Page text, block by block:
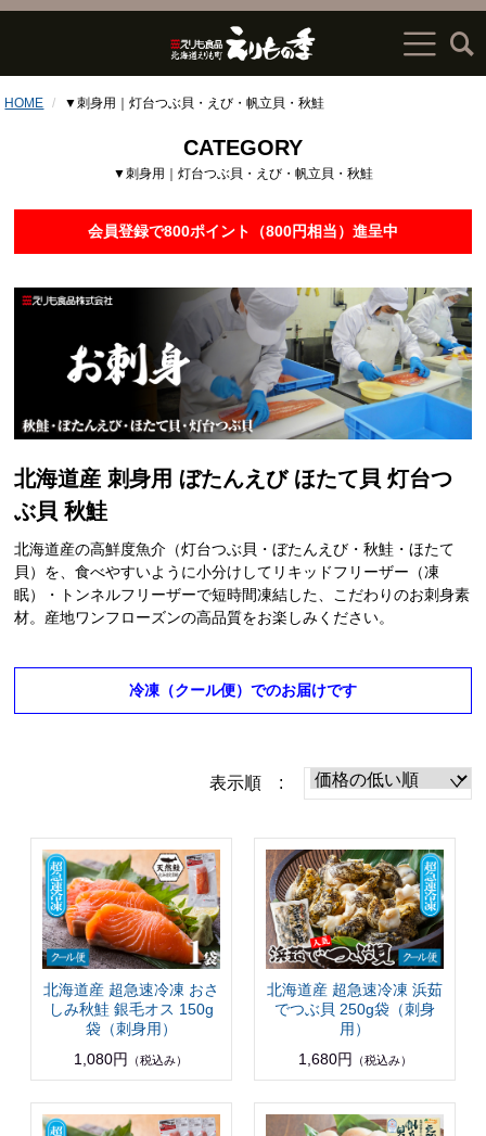
HOME ▼刺身用｜灯台つぶ貝・えび・帆立貝・秋鮭
CATEGORY
▼刺身用｜灯台つぶ貝・えび・帆立貝・秋鮭
会員登録で800ポイント（800円相当）進呈中
北海道産 刺身用 ぼたんえび ほたて貝 灯台つ
ぶ貝 秋鮭
北海道産の高鮮度魚介（灯台つぶ貝・ぼたんえび・秋鮭・ほたて
貝）を、食べやすいように小分けしてリキッドフリーザー（凍
眠）・トンネルフリーザーで短時間凍結した、こだわりのお刺身素
材。産地ワンフローズンの高品質をお楽しみください。
冷凍（クール便）でのお届けです
表示順 :
北海道産 超急速冷凍 おさ
しみ秋鮭 銀毛オス 150g
袋（刺身用）
1,080円
（税込み）
北海道産 超急速冷凍 浜茹
でつぶ貝 250g袋（刺身
用）
1,680円
（税込み）